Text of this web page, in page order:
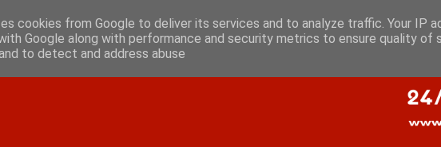
الاستخدام أعلن معانا اتصل بنا اقرأ الصحيفة PDF
cookies from Google to deliver its services and to analyze traffic. Your IP
Google along with performance and security metrics to ensure quality of
to detect and address abuse.